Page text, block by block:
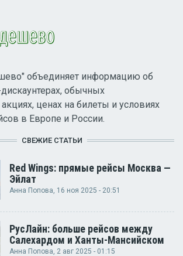
объединяет информацию об
обычных
ценах на билеты и условиях
в Европе и России.
СВЕЖИЕ СТАТЬИ
Red Wings: прямые рейсы Москва —
Эйлат
Анна Попова, 16 ноя 2025 - 20:51
РусЛайн: больше рейсов между
Салехардом и Ханты-Мансийском
Анна Попова , 2 авг 2025 - 01:15